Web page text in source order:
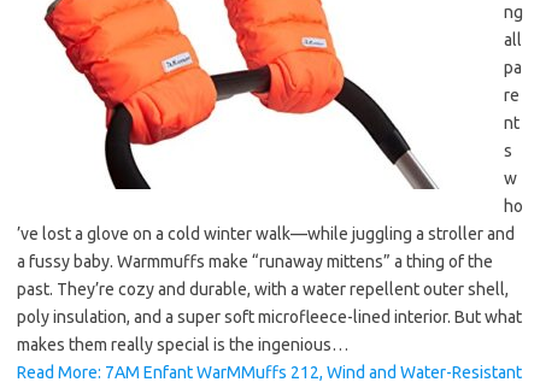
ng
all
pa
re
nt
s
w
ho
’ve lost a glove on a cold winter walk—while juggling a stroller and
a fussy baby. Warmmuffs make “runaway mittens” a thing of the
past. They’re cozy and durable, with a water repellent outer shell,
poly insulation, and a super soft microfleece-lined interior. But what
makes them really special is the ingenious…
Read More: 7AM Enfant WarMMuffs 212, Wind and Water-Resistant